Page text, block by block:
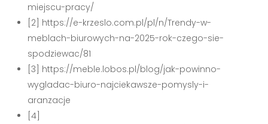
miejscu-pracy/
[2] https://e-krzeslo.com.pl/pl/n/Trendy-w-
meblach-biurowych-na-2025-rok-czego-sie-
spodziewac/81
[3] https://meble.lobos.pl/blog/jak-powinno-
wygladac-biuro-najciekawsze-pomysly-i-
aranzacje
[4]